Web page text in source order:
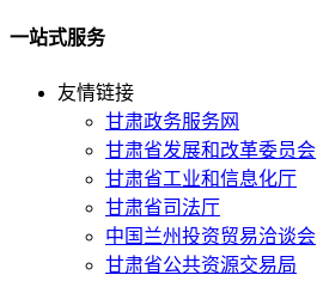
一站式服务
友情链接
甘肃政务服务网
甘肃省发展和改革委员会
甘肃省工业和信息化厅
甘肃省司法厅
中国兰州投资贸易洽谈会
甘肃省公共资源交易局